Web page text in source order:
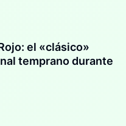
el «clásico»
temprano durante